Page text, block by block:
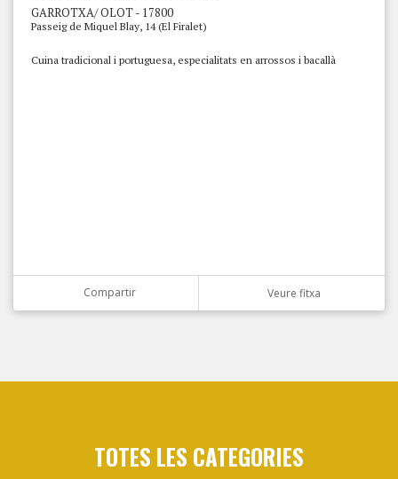
GARROTXA/ OLOT - 17800
Passeig de Miquel Blay, 14 (El Firalet)
Cuina tradicional i portuguesa, especialitats en arrossos i bacallà
Compartir Veure fitxa
TOTES LES CATEGORIES